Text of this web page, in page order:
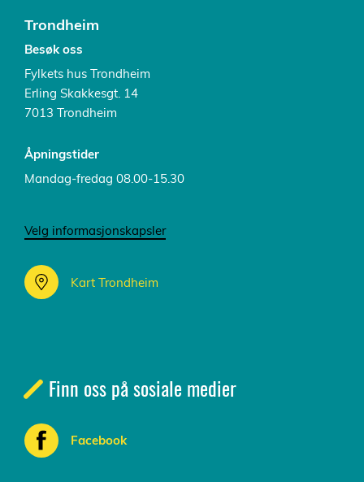
Trondheim
Besøk oss
Fylkets hus Trondheim
Erling Skakkesgt. 14
7013 Trondheim
Åpningstider
Mandag-fredag 08.00-15.30
Velg informasjonskapsler
Kart Trondheim
Finn oss på sosiale medier
Facebook